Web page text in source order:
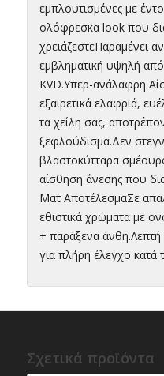
εμπλουτισμένες με
ολόφρεσκα look που
χρειάζεστεΠαραμένει
εμβληματική υψηλή
KVD.Υπερ-ανάλαφρη
εξαιρετικά ελαφριά,
τα χείλη σας,
ξεφλούδισμα.Δεν
βλαστοκύτταρα
αίσθηση άνεσης που
Ματ ΑποτέλεσμαΣε
εθιστικά χρώματα με
+ παράξενα
για πλήρη έλεγχο κατά
Σχετικά προϊόντα